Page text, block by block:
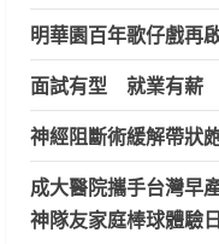
明華園百年歌仔戲再
面試有型 就業有薪
神經阻斷術緩解帶狀
成大醫院攜手台灣早
神隊友家庭棒球體驗日